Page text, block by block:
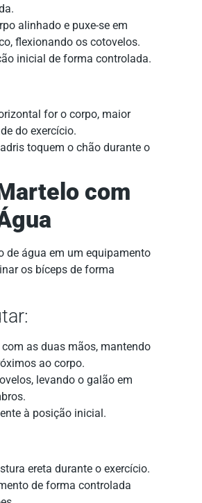
alinhado e puxe-se em
flexionando os cotovelos.
inicial de forma controlada.
for o corpo, maior
do exercício.
toquem o chão durante o
com
de água em um equipamento
os bíceps de forma
as duas mãos, mantendo
ao corpo.
levando o galão em
à posição inicial.
ereta durante o exercício.
de forma controlada